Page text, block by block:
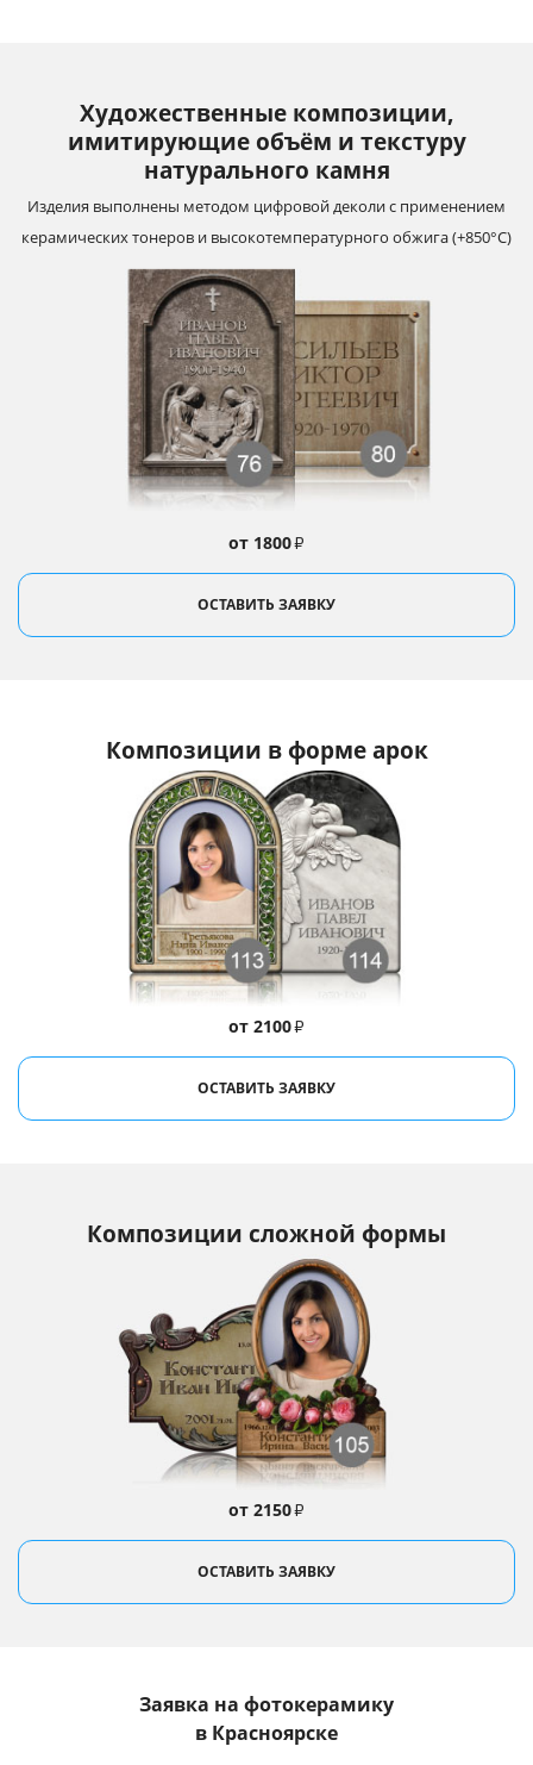
Художественные композиции,
имитирующие объём и текстуру
натурального камня
от 1800₽
Изделия выполнены методом цифровой деколи с применением
керамических тонеров и высокотемпературного обжига (+850°С)
ОСТАВИТЬ ЗАЯВКУ
Композиции в форме арок
от 2100₽
ОСТАВИТЬ ЗАЯВКУ
Композиции сложной формы
от 2150₽
ОСТАВИТЬ ЗАЯВКУ
Заявка на фотокерамику
в Красноярске